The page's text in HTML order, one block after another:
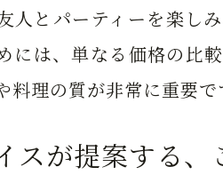
人とパーティーを楽し
には、単なる価格の比
料理の質が非常に重要で
スが提案する、